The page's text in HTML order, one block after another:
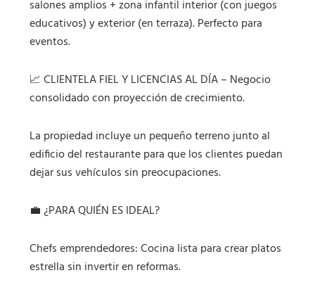
salones amplios + zona infantil interior (con juegos
educativos) y exterior (en terraza). Perfecto para
eventos.
📈 CLIENTELA FIEL Y LICENCIAS AL DÍA – Negocio
consolidado con proyección de crecimiento.
La propiedad incluye un pequeño terreno junto al
edificio del restaurante para que los clientes puedan
dejar sus vehículos sin preocupaciones.
💼 ¿PARA QUIÉN ES IDEAL?
Chefs emprendedores: Cocina lista para crear platos
estrella sin invertir en reformas.